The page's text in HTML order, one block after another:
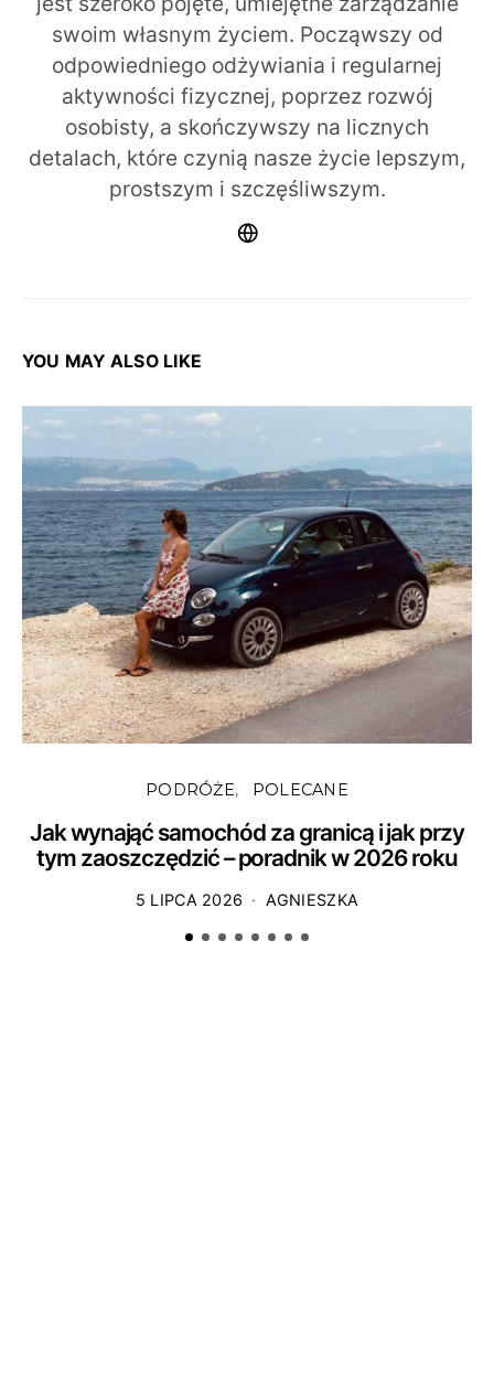
swoim własnym życiem. Począwszy od
odpowiedniego odżywiania i regularnej
aktywności fizycznej, poprzez rozwój
osobisty, a skończywszy na licznych
detalach, które czynią nasze życie lepszym,
prostszym i szczęśliwszym.
YOU MAY ALSO LIKE
PODRÓŻE POLECANE
Jak wynająć samochód za granicą i jak przy
tym zaoszczędzić – poradnik w 2026 roku
5 LIPCA 2026 AGNIESZKA